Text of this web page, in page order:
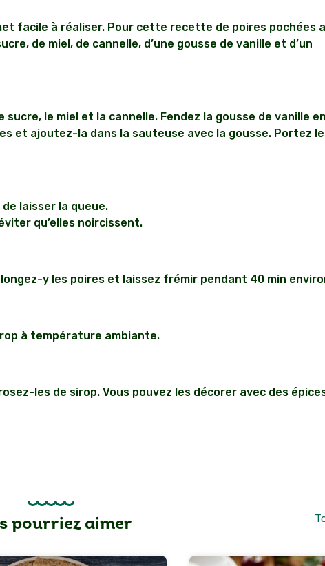
facile à réaliser. Pour cette recette de poires pochées
de miel, de cannelle, d’une gousse de vanille et d’un
sucre, le miel et la cannelle. Fendez la gousse de vanille
et ajoutez-la dans la sauteuse avec la gousse. Portez le
laisser la queue.
qu’elles noircissent.
y les poires et laissez frémir pendant 40 min
à température ambiante.
les de sirop. Vous pouvez les décorer avec des
pourriez aimer